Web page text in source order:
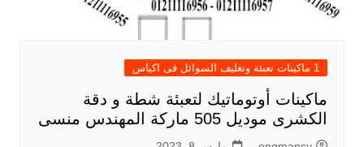
1 ماكينات تعبئة وتغليف السوائل فى اكياس
ماكينات أوتوماتيك لتعبئة شطة و دقة
الكشرى موديل 505 ماركة المهندس منسى